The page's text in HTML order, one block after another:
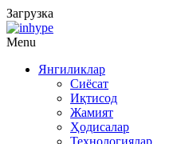
Загрузка
Menu
Янгиликлар
Сиёсат
Иқтисод
Жамият
Ҳодисалар
Технологиялар